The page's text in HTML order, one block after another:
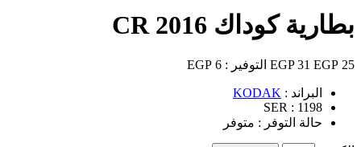
بطارية كوداك CR 2016
25 EGP
31 EGP التوفير : 6 EGP
البراند : KODAK
SER : 1198
حالة التوفر : متوفر